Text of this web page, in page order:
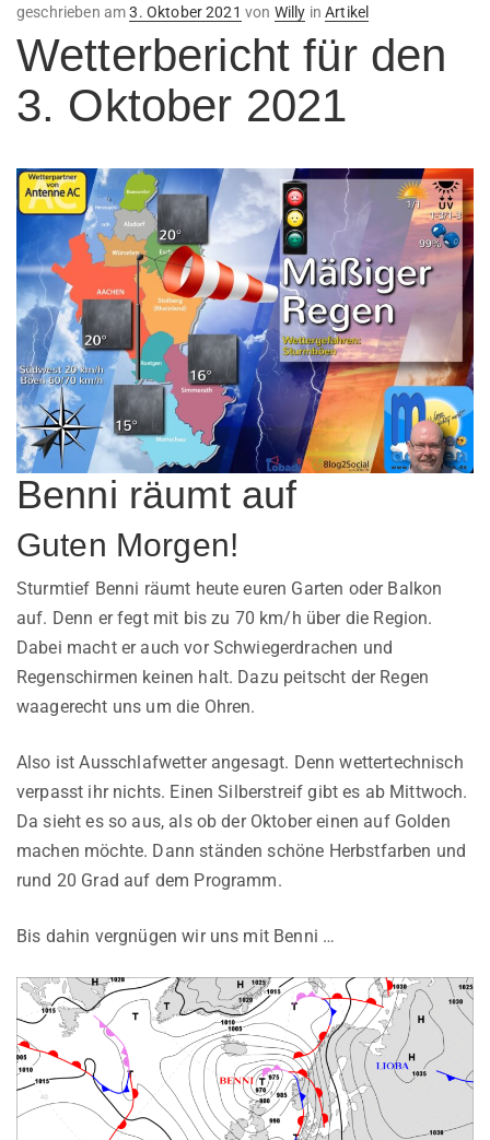
geschrieben amVeröffentlicht
3. Oktober 2021 von Willy inArtikel
Wetterbericht für den
3. Oktober 2021
Benni räumt auf
Guten Morgen!
Sturmtief Benni räumt heute euren Garten oder Balkon
auf. Denn er fegt mit bis zu 70 km/h über die Region.
Dabei macht er auch vor Schwiegerdrachen und
Regenschirmen keinen halt. Dazu peitscht der Regen
waagerecht uns um die Ohren.
Also ist Ausschlafwetter angesagt. Denn wettertechnisch
verpasst ihr nichts. Einen Silberstreif gibt es ab Mittwoch.
Da sieht es so aus, als ob der Oktober einen auf Golden
machen möchte. Dann ständen schöne Herbstfarben und
rund 20 Grad auf dem Programm.
Bis dahin vergnügen wir uns mit Benni …